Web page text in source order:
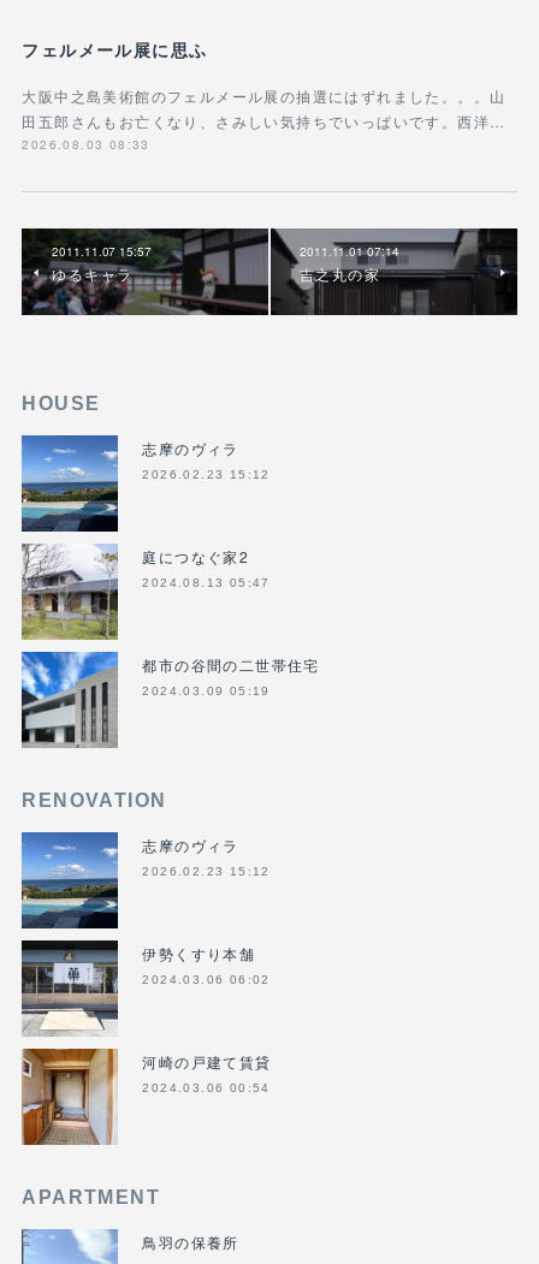
フェルメール展に思ふ
大阪中之島美術館のフェルメール展の抽選にはずれました。。。山
田五郎さんもお亡くなり、さみしい気持ちでいっぱいです。西洋…
2026.08.03 08:33
2011.11.07 15:57
ゆるキャラ
2011.11.01 07:14
吉之丸の家
HOUSE
志摩のヴィラ
2026.02.23 15:12
庭につなぐ家2
2024.08.13 05:47
都市の谷間の二世帯住宅
2024.03.09 05:19
RENOVATION
志摩のヴィラ
2026.02.23 15:12
伊勢くすり本舗
2024.03.06 06:02
河崎の戸建て賃貸
2024.03.06 00:54
APARTMENT
鳥羽の保養所